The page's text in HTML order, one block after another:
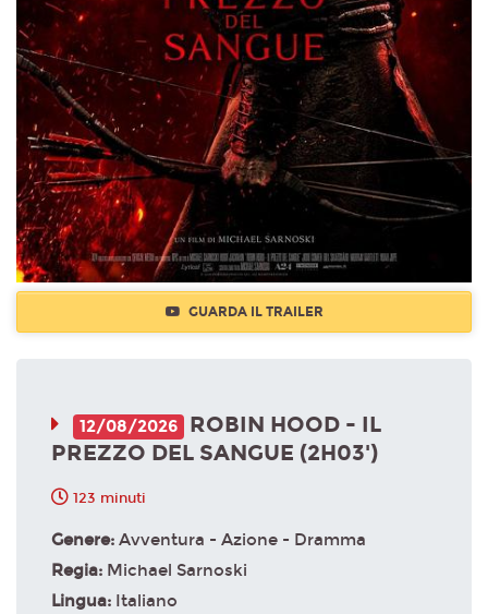
GUARDA IL TRAILER
12/08/2026
ROBIN HOOD - IL
PREZZO DEL SANGUE (2H03')
123 minuti
Genere: Avventura - Azione - Dramma
Regia: Michael Sarnoski
Lingua: Italiano